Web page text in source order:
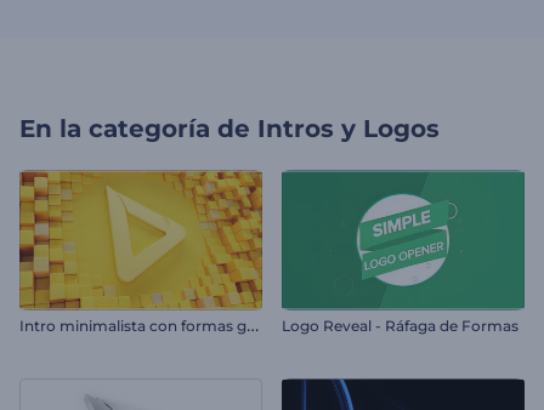
En la categoría de Intros y Logos
I
ntro minimalista con formas geométricas Logo Reveal - Ráfaga de Formas